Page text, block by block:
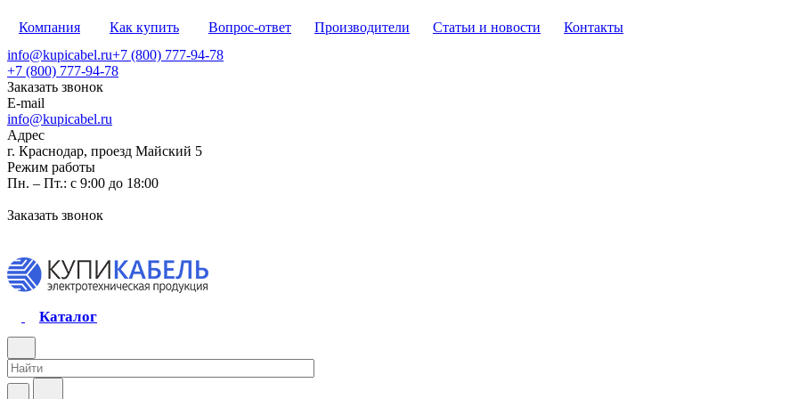
Компания Как купить Вопрос-ответ Производители Статьи и новости
Контакты
info@kupicabel.ru+7 (800) 777-94-78
+7 (800) 777-94-78
Заказать звонок
E-mail
info@kupicabel.ru
Адрес
г. Краснодар, проезд Майский 5
Режим работы
Пн. – Пт.: с 9:00 до 18:00
Заказать звонок
Каталог